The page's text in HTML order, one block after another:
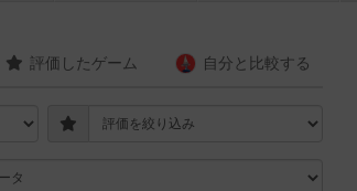
評価したゲーム 自分と 比較する